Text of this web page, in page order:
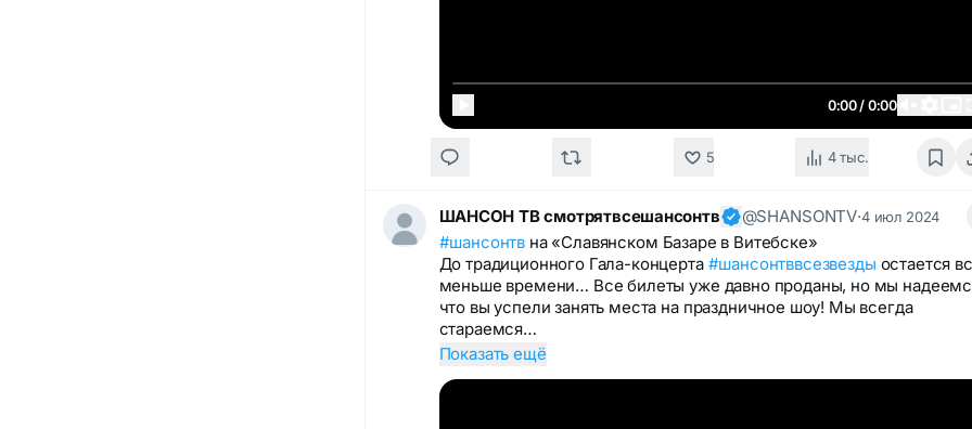
0:00 / 0:00
5 4 тыс.
ШАНСОН ТВ смотрятвсешансонтв @SHANSONTV·4 июл 2024
#шансонтв на «Славянском Базаре в Витебске»
До традиционного Гала-концерта #шансонтввсезвезды остается
меньше времени… Все билеты уже давно проданы, но мы
что вы успели занять места на праздничное шоу! Мы всегда
стараемся…
Показать ещё